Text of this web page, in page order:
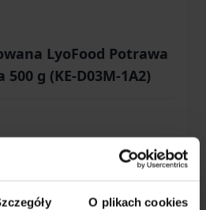
O plikach cookies
LyoFood Potrawa
g (KE-D03M-1A2)